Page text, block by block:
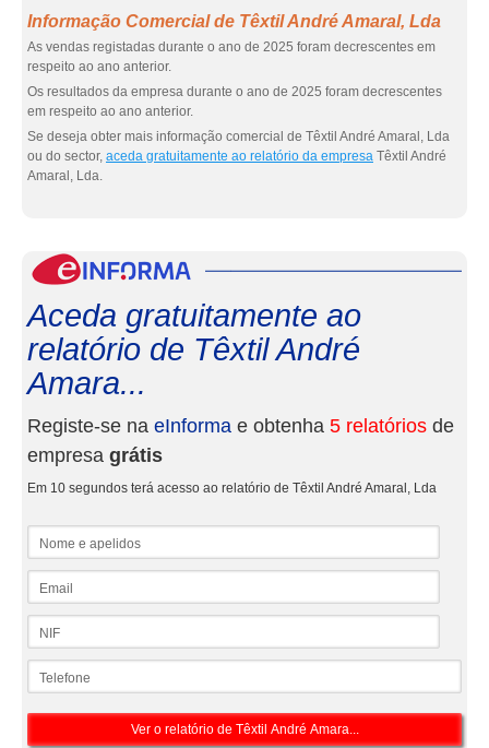
Informação Comercial de Têxtil André Amaral, Lda
As vendas registadas durante o ano de 2025 foram decrescentes em
respeito ao ano anterior.
Os resultados da empresa durante o ano de 2025 foram decrescentes
em respeito ao ano anterior.
Se deseja obter mais informação comercial de Têxtil André Amaral, Lda
ou do sector, aceda gratuitamente ao relatório da empresa Têxtil André
Amaral, Lda.
Aceda gratuitamente ao
relatório de Têxtil André
Amara...
Registe-se na eInforma e obtenha 5 relatórios de
empresa grátis
Em 10 segundos terá acesso ao relatório de Têxtil André Amaral, Lda